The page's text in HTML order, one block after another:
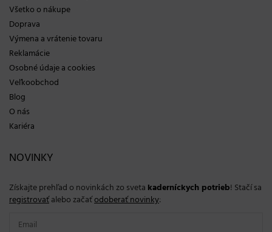
Všetko o nákupe
Doprava
Výmena a vrátenie tovaru
Reklamácie
Osobné údaje a cookies
Veľkoobchod
Blog
O nás
Kariéra
NOVINKY
Získajte prehľad o novinkách zo sveta kaderníckych potrieb! Stačí sa
registrovaťalebo začaťodoberať novinky: